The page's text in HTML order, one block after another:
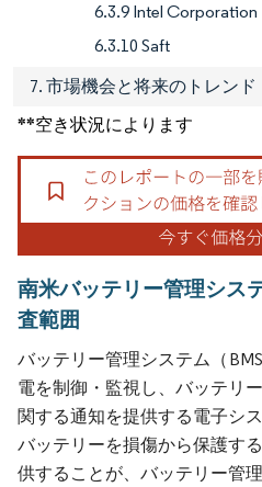
6.3.9 Intel Corporation
6.3.10 Saft
7. 市場機会と将来のトレンド
**空き状況によります
南米バッテリー管理シス
査範囲
バッテリー管理システム（
電を制御・監視し、バッテリ
関する通知を提供する電子シ
バッテリーを損傷から保護す
供することが、バッテリー管